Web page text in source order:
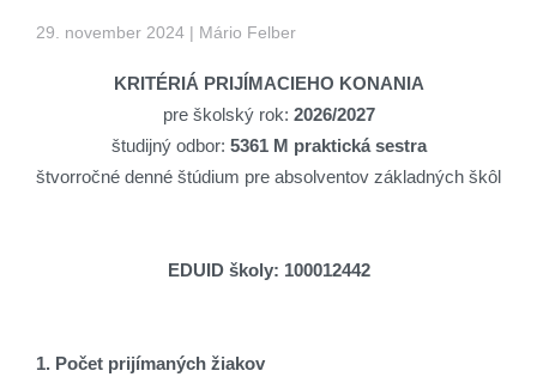
29. november 2024 | Mário Felber
KRITÉRIÁ PRIJÍMACIEHO KONANIA
pre školský rok: 2026/2027
študijný odbor: 5361 M praktická sestra
štvorročné denné štúdium pre absolventov základných škôl
EDUID školy: 100012442
1. Počet prijímaných žiakov